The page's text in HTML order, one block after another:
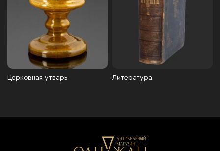
Церковная утварь Литература